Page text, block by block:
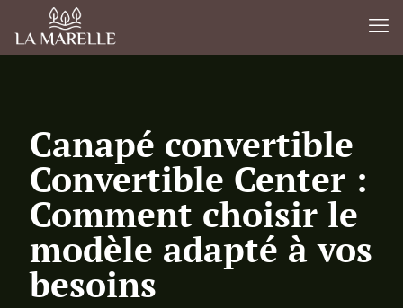
Canapé convertible
Convertible Center :
Comment choisir le
modèle adapté à vos
besoins